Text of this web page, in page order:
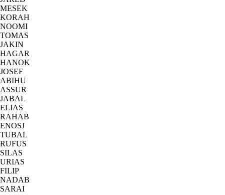
MESEK
KORAH
NOOMI
TOMAS
JAKIN
HAGAR
HANOK
JOSEF
ABIHU
ASSUR
JABAL
ELIAS
RAHAB
ENOSJ
TUBAL
RUFUS
SILAS
URIAS
FILIP
NADAB
SARAI